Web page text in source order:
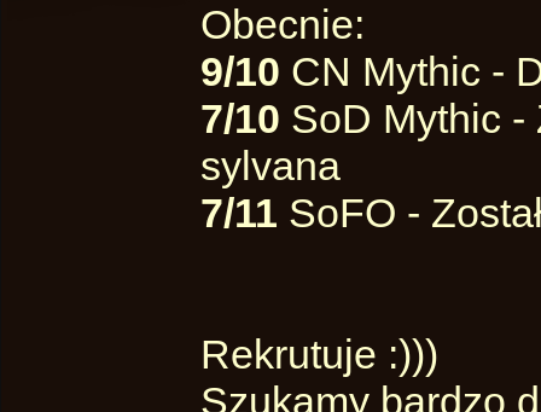
Obecnie:
9/10 CN Mythic -
7/10 SoD Mythic -
sylvana
7/11 SoFO -
Rekrutuje :)))
Szukamy bardzo